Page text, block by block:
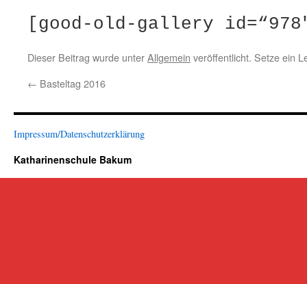
[good-old-gallery
Dieser Beitrag wurde unterAllgemein veröffentlicht. Setze ein
← Basteltag 2016
Impressum/Datenschutzerklärung
Katharinenschule Bakum